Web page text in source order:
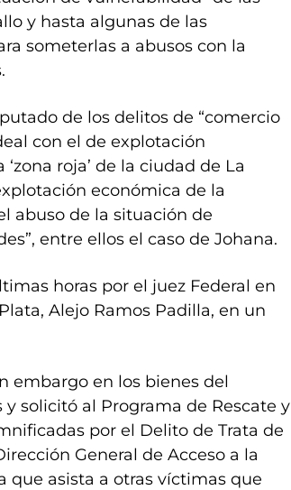
y hasta algunas de las
someterlas a abusos con la
de los delitos de “comercio
con el de explotación
roja’ de la ciudad de La
económica de la
abuso de la situación de
entre ellos el caso de Johana.
horas por el juez Federal en
Alejo Ramos Padilla, en un
embargo en los bienes del
solicitó al Programa de Rescate y
por el Delito de Trata de
General de Acceso a la
que asista a otras víctimas que